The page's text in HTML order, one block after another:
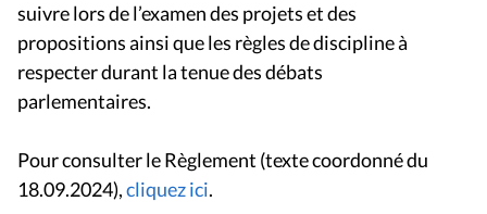
suivre lors de l’examen des projets et des
propositions ainsi que les règles de discipline à
respecter durant la tenue des débats
parlementaires.
Pour consulter le Règlement (texte coordonné du
18.09.2024),cliquez ici.